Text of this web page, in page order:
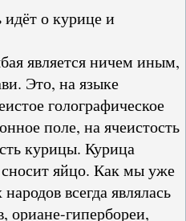
идёт о курице и
является ничем иным,
Это, на языке
голографическое
поле, на ячеистость
курицы. Курица
яйцо. Как мы уже
всегда являлась
ориане-гипербореи,